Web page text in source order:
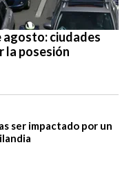
agosto: ciudades
la posesión
ser impactado por un